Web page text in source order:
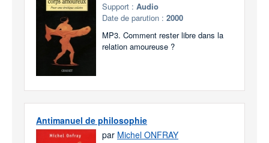
Support : Audio
Date de parution : 2000
MP3. Comment rester libre dans la
relation amoureuse ?
Antimanuel de philosophie
par Michel ONFRAY